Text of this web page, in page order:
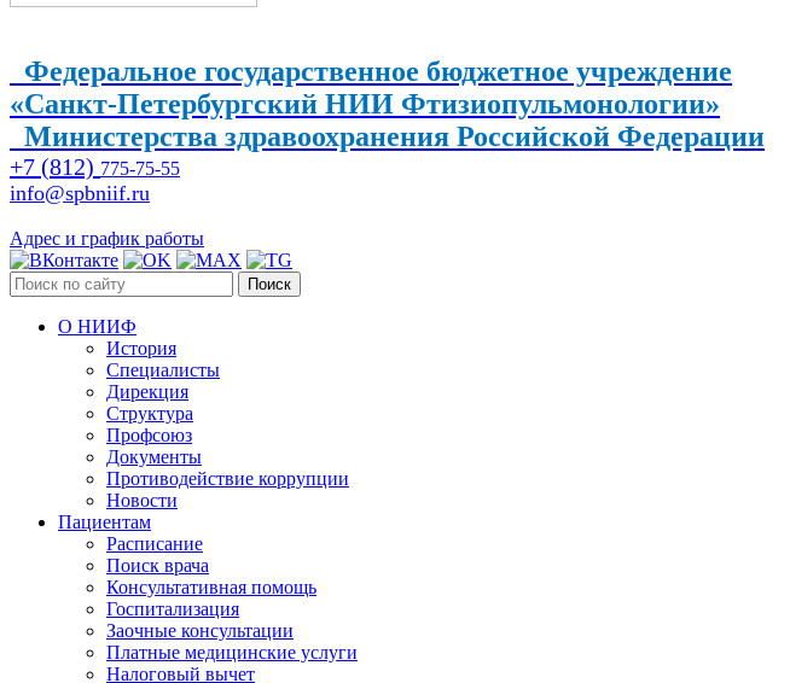
Федеральное государственное бюджетное учреждение
«Санкт-Петербургский НИИ Фтизиопульмонологии»
Министерства здравоохранения Российской Федерации
+7 (812) 775-75-55
info@spbniif.ru
Адрес и график работы
Поиск
О НИИФ
История
Специалисты
Дирекция
Структура
Профсоюз
Документы
Противодействие коррупции
Новости
Пациентам
Расписание
Поиск врача
Консультативная помощь
Госпитализация
Заочные консультации
Платные медицинские услуги
Налоговый вычет